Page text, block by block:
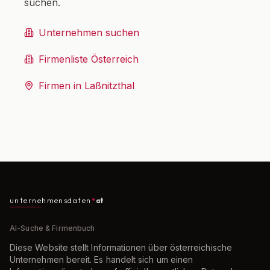
suchen.
Unternehmen suchen
Firmenliste Österreich
Firmen in Laßnitzthal
unternehmensdaten at
AI-Suche & Firmenbuch
Diese Website stellt Informationen über österreichische
Unternehmen bereit. Es handelt sich um einen